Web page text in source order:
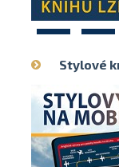
1 2
Stylové